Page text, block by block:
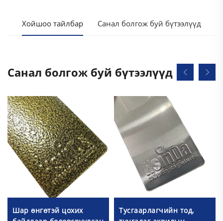
Хойшоо тайлбар Санал болгож буй бүтээлүүд
Санал болгож буй бүтээлүүд
Шар өнгөтэй цохих
Тусгаарлагчийн тод,